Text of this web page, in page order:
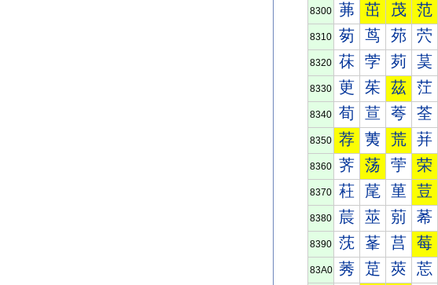
8300 茀 茁 茂 范
8310 茐 茑 茒 茓
8320 茠 茡 茢 茣
8330 茰 茱 茲 茳
8340 荀 荁 荂 荃
8350 荐 荑 荒 荓
8360 荠 荡 荢 荣
8370 荰 荱 荲 荳
8380 莀 莁 莂 莃
8390 莐 莑 莒 莓
83A0 莠 莡 莢 莣